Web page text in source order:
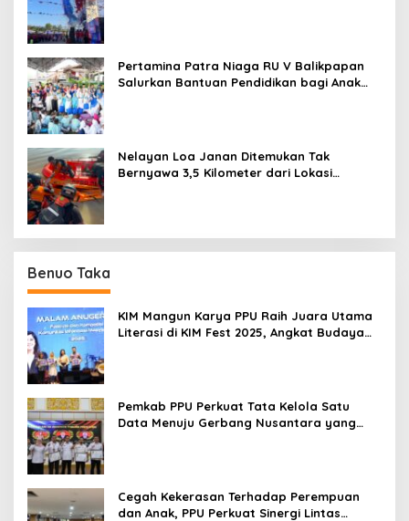
Pertamina Patra Niaga RU V Balikpapan
Salurkan Bantuan Pendidikan bagi Anak
Nelayan Loa Janan Ditemukan Tak
Bernyawa 3,5 Kilometer dari Lokasi
Benuo Taka
KIM Mangun Karya PPU Raih Juara Utama
Literasi di KIM Fest 2025, Angkat Budaya
Pemkab PPU Perkuat Tata Kelola Satu
Data Menuju Gerbang Nusantara yang
Cegah Kekerasan Terhadap Perempuan
dan Anak, PPU Perkuat Sinergi Lintas